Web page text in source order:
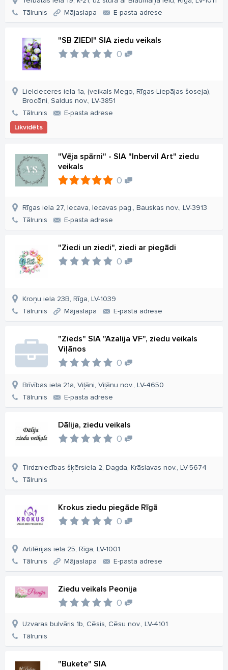
Tālrunis
Mājaslapa E-pasta adrese
"SB ZIEDI" SIA ziedu veikals
0
Lielcieceres iela 1a, (veikals Mego, Rīgas-Liepājas šoseja),
Brocēni, Saldus nov., LV-3851
Tālrunis
E-pasta adrese
Likvidēts
"Vēja spārni" - SIA "Inbervil Art" ziedu
veikals
0
Rīgas iela 27, Iecava, Iecavas pag., Bauskas nov., LV-3913
Tālrunis
E-pasta adrese
"Ziedi un ziedi", ziedi ar piegādi
0
Kroņu iela 23B, Rīga, LV-1039
Tālrunis
Mājaslapa E-pasta adrese
"Zieds" SIA "Azalija VF", ziedu veikals
Viļānos
0
Brīvības iela 21a, Viļāni, Viļānu nov., LV-4650
Tālrunis
E-pasta adrese
Dālija, ziedu veikals
0
Tirdzniecības šķērsiela 2, Dagda, Krāslavas nov., LV-5674
Tālrunis
Krokus ziedu piegāde Rīgā
0
Artilērijas iela 25, Rīga, LV-1001
Tālrunis
Mājaslapa E-pasta adrese
Ziedu veikals Peonija
0
Uzvaras bulvāris 1b, Cēsis, Cēsu nov., LV-4101
Tālrunis
"Bukete" SIA